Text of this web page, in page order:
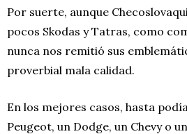
Por suerte, aunque
pocos Skodas y Tatras, como
nunca nos remitió sus
proverbial mala calidad.
En los mejores casos, hasta
Peugeot, un Dodge, un Chevy o